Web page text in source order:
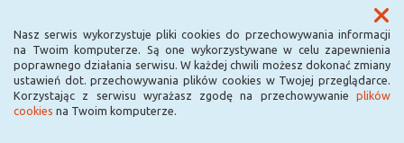
Nasz serwis wykorzystuje pliki cookies do przechowywania informacji
na Twoim komputerze. Są one wykorzystywane w celu zapewnienia
poprawnego działania serwisu. W każdej chwili możesz dokonać zmiany
ustawień dot. przechowywania plików cookies w Twojej przeglądarce.
Korzystając z serwisu wyrażasz zgodę na przechowywanie plików
cookies na Twoim komputerze.
Menu
Urząd Miejski w
Krośniewicach